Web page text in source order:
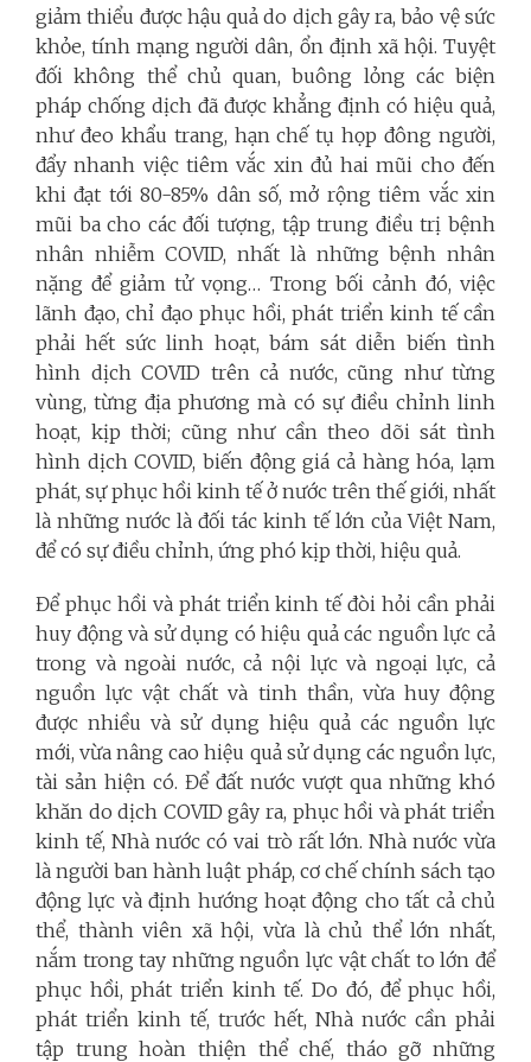
giảm thiểu được hậu quả do dịch gây ra, bảo vệ sức
khỏe, tính mạng người dân, ổn định xã hội. Tuyệt
đối không thể chủ quan, buông lỏng các biện
pháp chống dịch đã được khẳng định có hiệu quả,
như đeo khẩu trang, hạn chế tụ họp đông người,
đẩy nhanh việc tiêm vắc xin đủ hai mũi cho đến
khi đạt tới 80-85% dân số, mở rộng tiêm vắc xin
mũi ba cho các đối tượng, tập trung điều trị bệnh
nhân nhiễm COVID, nhất là những bệnh nhân
nặng để giảm tử vọng… Trong bối cảnh đó, việc
lãnh đạo, chỉ đạo phục hồi, phát triển kinh tế cần
phải hết sức linh hoạt, bám sát diễn biến tình
hình dịch COVID trên cả nước, cũng như từng
vùng, từng địa phương mà có sự điều chỉnh linh
hoạt, kịp thời; cũng như cần theo dõi sát tình
hình dịch COVID, biến động giá cả hàng hóa, lạm
phát, sự phục hồi kinh tế ở nước trên thế giới, nhất
là những nước là đối tác kinh tế lớn của Việt Nam,
để có sự điều chỉnh, ứng phó kịp thời, hiệu quả.
Để phục hồi và phát triển kinh tế đòi hỏi cần phải
huy động và sử dụng có hiệu quả các nguồn lực cả
trong và ngoài nước, cả nội lực và ngoại lực, cả
nguồn lực vật chất và tinh thần, vừa huy động
được nhiều và sử dụng hiệu quả các nguồn lực
mới, vừa nâng cao hiệu quả sử dụng các nguồn lực,
tài sản hiện có. Để đất nước vượt qua những khó
khăn do dịch COVID gây ra, phục hồi và phát triển
kinh tế, Nhà nước có vai trò rất lớn. Nhà nước vừa
là người ban hành luật pháp, cơ chế chính sách tạo
động lực và định hướng hoạt động cho tất cả chủ
thể, thành viên xã hội, vừa là chủ thể lớn nhất,
nắm trong tay những nguồn lực vật chất to lớn để
phục hồi, phát triển kinh tế. Do đó, để phục hồi,
phát triển kinh tế, trước hết, Nhà nước cần phải
tập trung hoàn thiện thể chế, tháo gỡ những